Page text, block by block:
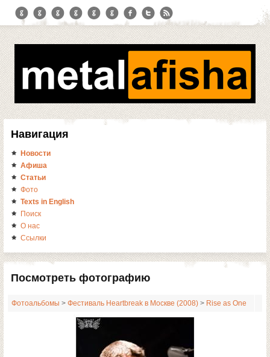
Навигация
Новости
Афиша
Статьи
Фото
Texts in English
Поиск
О нас
Ссылки
Посмотреть фотографию
Фотоальбомы > Фестиваль Heartbreak в Москве (2008) > Rise as One